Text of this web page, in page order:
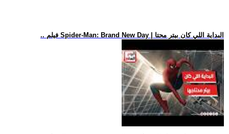
.. فيلم Spider-Man: Brand New Day | البداية اللي كان بيتر محتا